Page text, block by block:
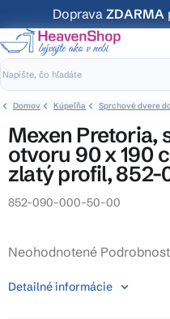
na
obsah
Doprava ZDARMA
Domov Kúpeľňa Sprchové dvere
Mexen Pretoria,
otvoru 90 x 190
zlatý profil,
852-090-000-50-00
Priemerné
produktu
Neohodnotené
Detailné informácie